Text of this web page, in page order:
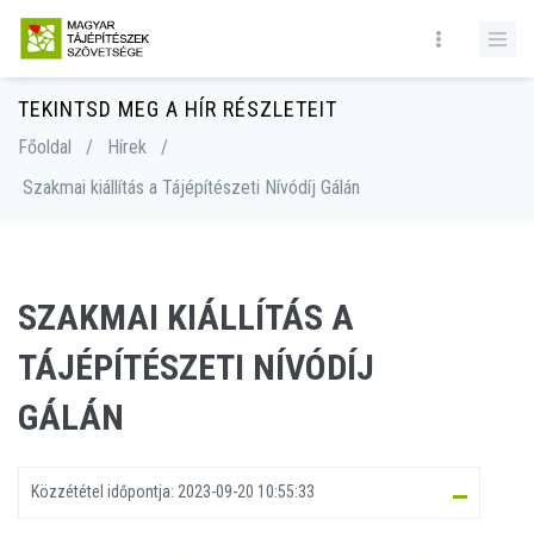
TEKINTSD MEG A HÍR RÉSZLETEIT
Főoldal / Hírek
/
Szakmai kiállítás a Tájépítészeti Nívódíj Gálán
SZAKMAI KIÁLLÍTÁS A
TÁJÉPÍTÉSZETI NÍVÓDÍJ
GÁLÁN
Közzététel időpontja: 2023-09-20 10:55:33